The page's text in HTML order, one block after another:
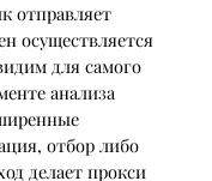
отправляет
осуществляется
для самого
анализа
отбор либо
делает прокси